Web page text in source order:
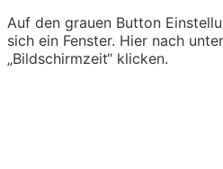
Auf den grauen Button
sich ein Fenster. Hier nach
„Bildschirmzeit“ klicken.